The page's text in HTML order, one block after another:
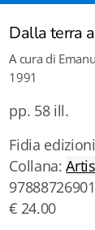
Dalla terra
A cura di
1991
pp. 58 ill.
Fidia
Collana:
€ 24.00